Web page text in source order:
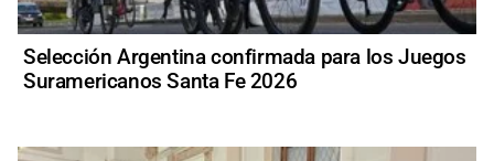
Selección Argentina confirmada para los Juegos
Suramericanos Santa Fe 2026